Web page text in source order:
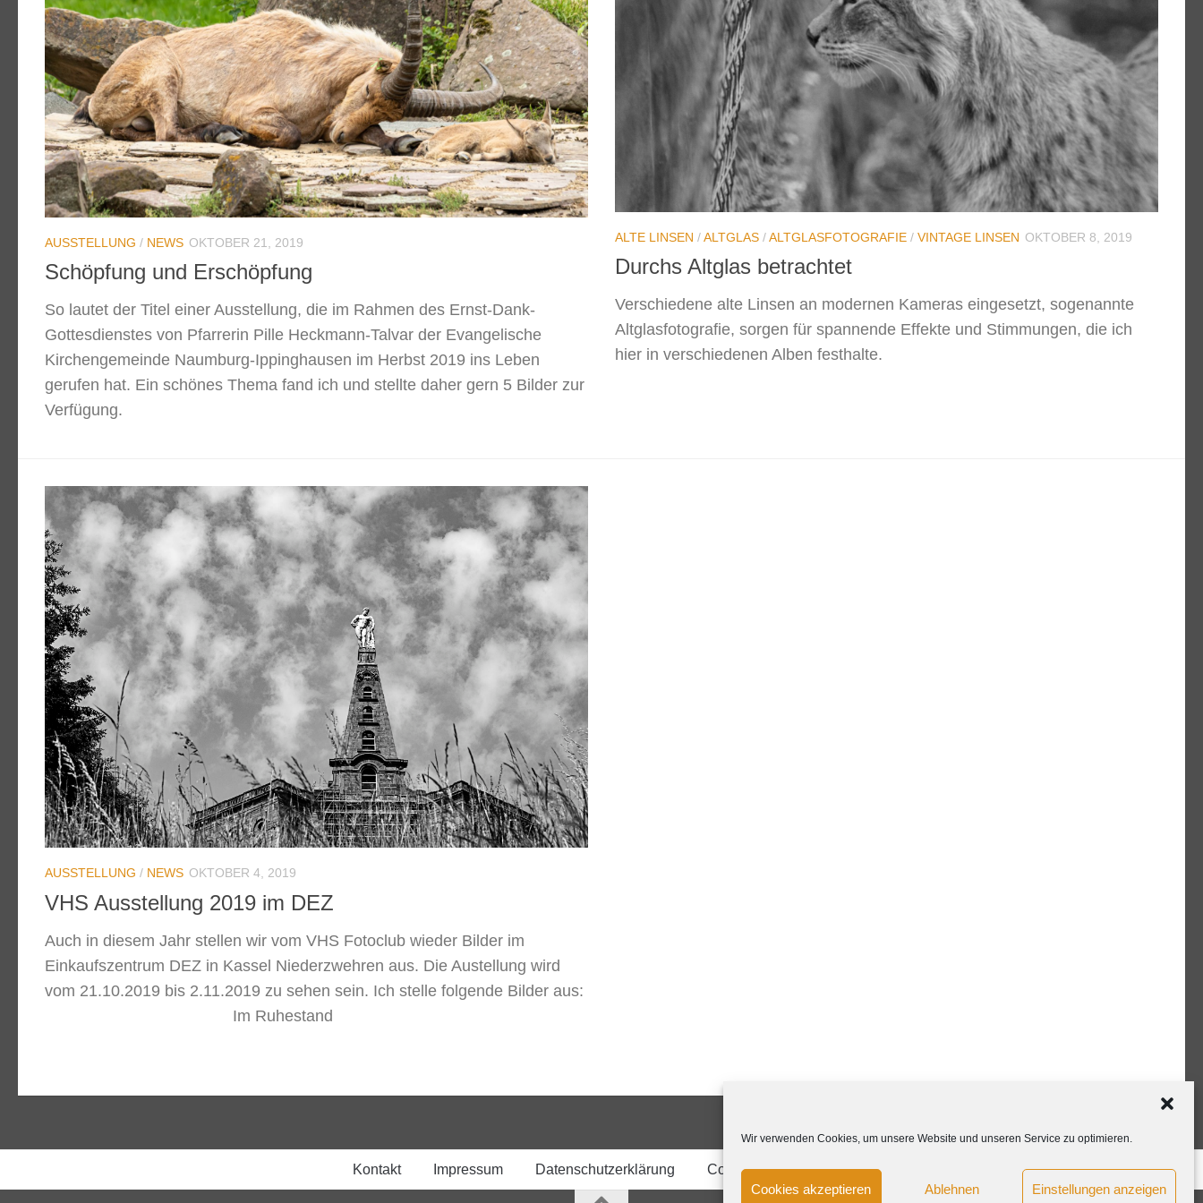
Wir verwenden Cookies, um unsere Website und unseren Service zu optimieren.
Cookies akzeptieren Ablehnen Einstellungen anzeigen
AUSSTELLUNG / NEWS OKTOBER 21, 2019
Schöpfung und Erschöpfung
So lautet der Titel einer Ausstellung, die im Rahmen des Ernst-Dank-
Gottesdienstes von Pfarrerin Pille Heckmann-Talvar der Evangelische
Kirchengemeinde Naumburg-Ippinghausen im Herbst 2019 ins Leben
gerufen hat. Ein schönes Thema fand ich und stellte daher gern 5 Bilder zur
Verfügung.
ALTE LINSEN /ALTGLAS /ALTGLASFOTOGRAFIE / VINTAGE LINSEN OKTOBER 8, 2019
Durchs Altglas betrachtet
Verschiedene alte Linsen an modernen Kameras eingesetzt, sogenannte
Altglasfotografie, sorgen für spannende Effekte und Stimmungen, die ich
hier in verschiedenen Alben festhalte.
AUSSTELLUNG / NEWS OKTOBER 4, 2019
VHS Ausstellung 2019 im DEZ
Auch in diesem Jahr stellen wir vom VHS Fotoclub wieder Bilder im
Einkaufszentrum DEZ in Kassel Niederzwehren aus. Die Austellung wird
vom 21.10.2019 bis 2.11.2019 zu sehen sein. Ich stelle folgende Bilder aus:
Im Ruhestand
Kontakt Impressum Datenschutzerklärung Cookie-Richtlinie (EU)